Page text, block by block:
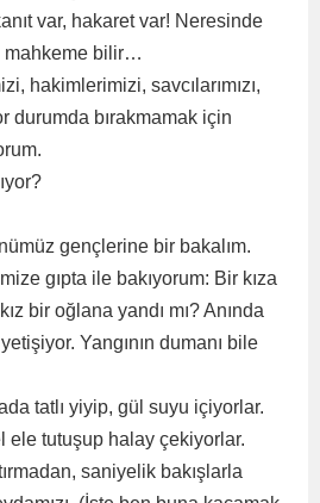
var, hakaret var! Neresinde
mahkeme bilir…
hakimlerimizi, savcılarımızı,
durumda bırakmamak için
gençlerine bir bakalım.
gıpta ile bakıyorum: Bir kıza
bir oğlana yandı mı? Anında
Yangının dumanı bile
tatlı yiyip, gül suyu içiyorlar.
ele tutuşup halay çekiyorlar.
saniyelik bakışlarla